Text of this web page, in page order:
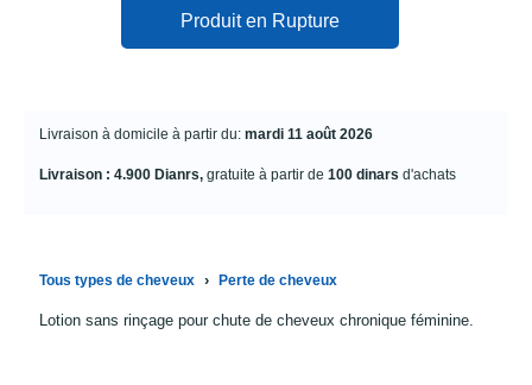
Produit en Rupture
Livraison à domicile à partir du: mardi 11 août 2026
Livraison : 4.900 Dianrs, gratuite à partir de 100 dinars d'achats
Tous types de cheveux › Perte de cheveux
Lotion sans rinçage pour chute de cheveux chronique féminine.